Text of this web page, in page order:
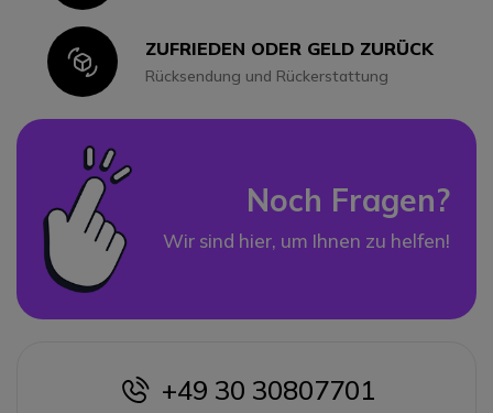
IconZUFRIEDEN ODER GELD ZURÜCK
Rücksendung und Rückerstattung
Noch Fragen?
Wir sind hier, um Ihnen zu helfen!
icon
+49 30 30807701